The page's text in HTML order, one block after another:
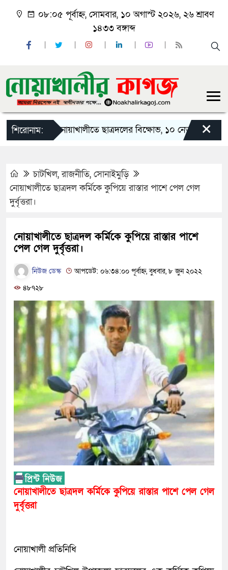
০৮:০৫ পূর্বাহ্ন, সোমবার, ১০ অগাস্ট ২০২৬, ২৬ শ্রাবণ
১৪৩৩ বঙ্গাব্দ
শিরোনাম:নোয়াখালীতে ছাত্রদলের বিক্ষোভ, ১০ নেতার পদত্যাগ
×
চাটখিল,রাজনীতি, সোনাইমুড়ি
নোয়াখালীতে ছাত্রদল কর্মিকে কুপিয়ে রাস্তার পাশে পেল গেল
দুর্বৃত্তরা।
নোয়াখালীতে ছাত্রদল কর্মিকে কুপিয়ে রাস্তার পাশে
পেল গেল দুর্বৃত্তরা।
নিউজ ডেস্ক
আপডেট: ০৬:৩৪:০০ পূর্বাহ্ন, বুধবার, ৮ জুন ২০২২
৪৮৭২৮
নোয়াখালীতে ছাত্রদল কর্মিকে কুপিয়ে রাস্তার পাশে পেল গেল
দুর্বৃত্তরা
নোয়াখালী প্রতিনিধি